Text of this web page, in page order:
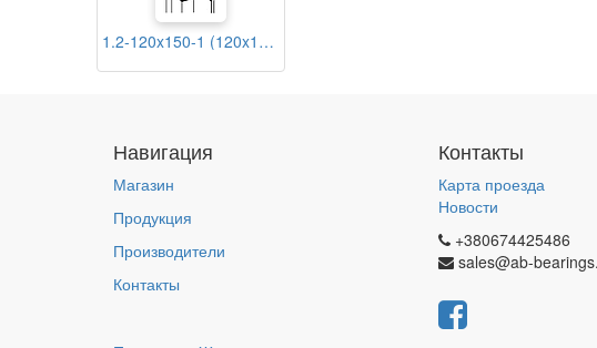
1.2-120x150-1 (120x150x12) ГОСТ
Навигация
Магазин
Продукция
Производители
Контакты
Контакты
Карта проезда
Новости
+380674425486
sales@ab-